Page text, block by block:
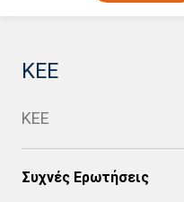
ΚΕΕ
ΚΕΕ
Συχνές Ερωτήσεις